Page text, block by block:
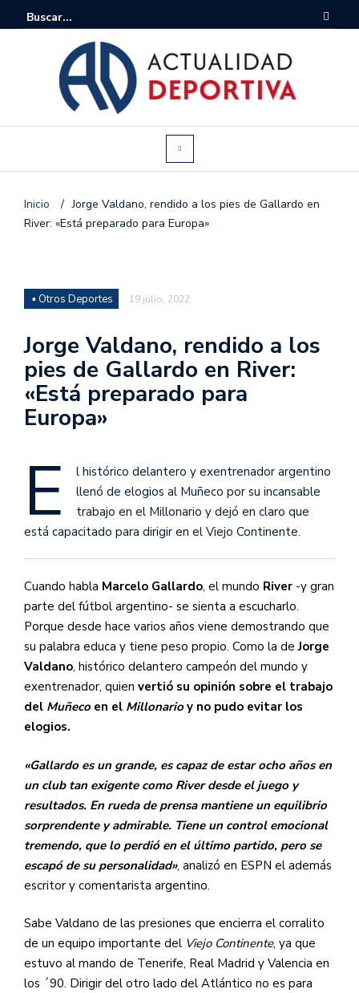
Inicio / Jorge Valdano, rendido a los pies de Gallardo en
River: «Está preparado para Europa»
▪ Otros Deportes 19 julio, 2022
Jorge Valdano, rendido a los
pies de Gallardo en River:
«Está preparado para
Europa»
E
l histórico delantero y exentrenador argentino
llenó de elogios al Muñeco por su incansable
trabajo en el Millonario y dejó en claro que
está capacitado para dirigir en el Viejo Continente.
Cuando habla Marcelo Gallardo, el mundo River -y gran
parte del fútbol argentino- se sienta a escucharlo.
Porque desde hace varios años viene demostrando que
su palabra educa y tiene peso propio. Como la deJorge
Valdano, histórico delantero campeón del mundo y
exentrenador, quien vertió su opinión sobre el trabajo
del Muñeco en el Millonarioy no pudo evitar los
elogios.
«Gallardo es un grande, es capaz de estar ocho años en
un club tan exigente como River desde el juego y
resultados. En rueda de prensa mantiene un equilibrio
sorprendente y admirable. Tiene un control emocional
tremendo, que lo perdió en el último partido, pero se
escapó de su personalidad», analizó en ESPN el además
escritor y comentarista argentino.
Sabe Valdano de las presiones que encierra el corralito
de un equipo importante del Viejo Continente, ya que
estuvo al mando de Tenerife, Real Madrid y Valencia en
los ´90. Dirigir del otro lado del Atlántico no es para